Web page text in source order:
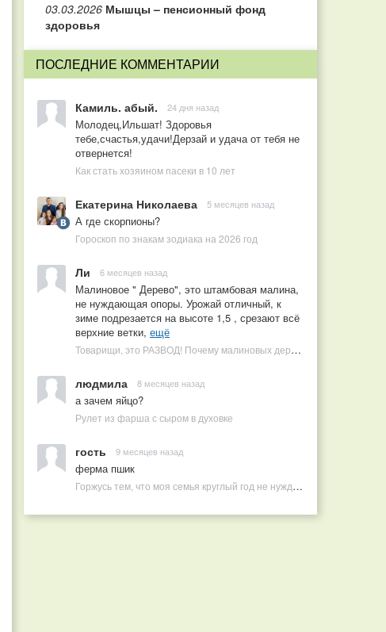
03.03.2026 Мышцы – пенсионный фонд
здоровья
ПОСЛЕДНИЕ КОММЕНТАРИИ
Камиль. абый. 24 дня назад
Молодец,Ильшат! Здоровья
тебе,счастья,удачи!Дерзай и удача от тебя не
отвернется!
Как стать хозяином пасеки в 10 лет
Екатерина Николаева 5 месяцев назад
А где скорпионы?
Гороскоп по знакам зодиака на 2026 год
Ли 6 месяцев назад
Малиновое " Дерево", это штамбовая малина,
не нуждающая опоры. Урожай отличный, к
зиме подрезается на высоте 1,5 , срезают всё
верхние ветки, ещё
Товарищи, это РАЗВОД! Почему малиновых деревьев не бывает, или Как ушлые продавцы наживаются на мечтах садоводов
людмила 8 месяцев назад
а зачем яйцо?
Рулет из фарша с сыром в духовке
гость 9 месяцев назад
ферма пшик
Горжусь тем, что моя семья круглый год не нуждается в покупных витаминах